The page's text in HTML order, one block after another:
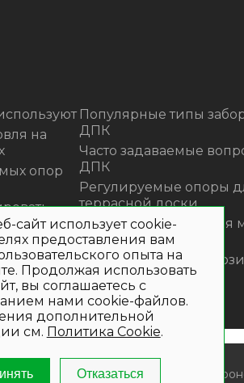
на
опор
для
Популярные типы
ДПК
Часто задаваемые
ДПК
Регулируемые опоры
террасной доски
Премиальная садовая
из ротанга Outdoor
Нескользящие
ступени
ограниченной ответственностью
сайт использует cookie-
предоставления вам
опыта на
Продолжая использовать
вы соглашаетесь с
нами cookie-файлов.
дополнительной
см. Политика Cookie.
Отказаться